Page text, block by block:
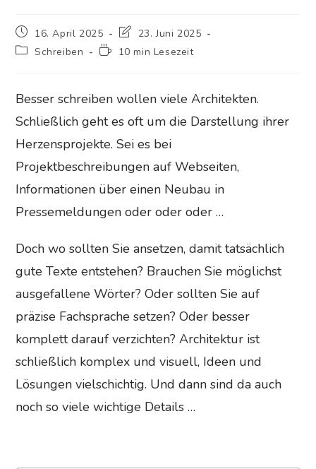
Beitrag
veröffentlicht:
16. April 2025
Beitrag
geändert
23. Juni 2025
Beitrags-
Schreiben Lesedauer:
10 min Lesezeit
Besser schreiben wollen viele Architekten.
Schließlich geht es oft um die Darstellung ihrer
Herzensprojekte. Sei es bei
Projektbeschreibungen auf Webseiten,
Informationen über einen Neubau in
Pressemeldungen oder oder oder …
Doch wo sollten Sie ansetzen, damit tatsächlich
gute Texte entstehen? Brauchen Sie möglichst
ausgefallene Wörter? Oder sollten Sie auf
präzise Fachsprache setzen? Oder besser
komplett darauf verzichten? Architektur ist
schließlich komplex und visuell, Ideen und
Lösungen vielschichtig. Und dann sind da auch
noch so viele wichtige Details …